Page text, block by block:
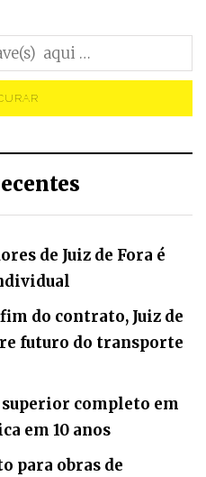
de Juiz de Fora é
do contrato, Juiz de
futuro do transporte
completo em
em 10 anos
para obras de